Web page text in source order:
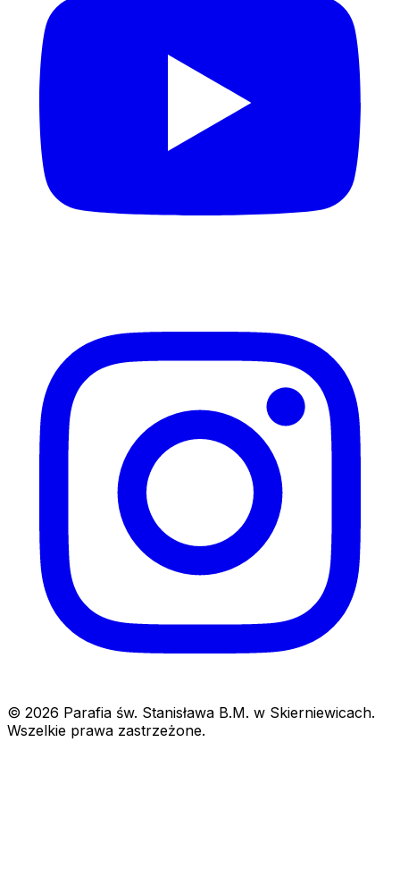
© 2026 Parafia św. Stanisława B.M. w Skierniewicach.
Wszelkie prawa zastrzeżone.